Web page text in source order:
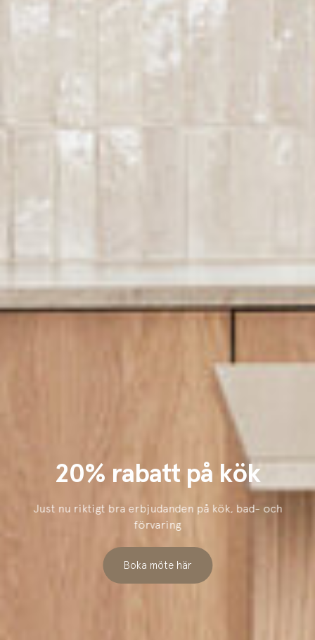
20% rabatt på kök
Just nu riktigt bra erbjudanden på kök, bad- och
förvaring
Boka möte här